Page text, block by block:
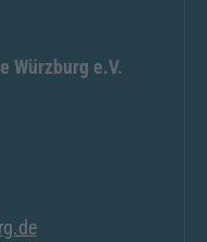
Würzburg e.V.